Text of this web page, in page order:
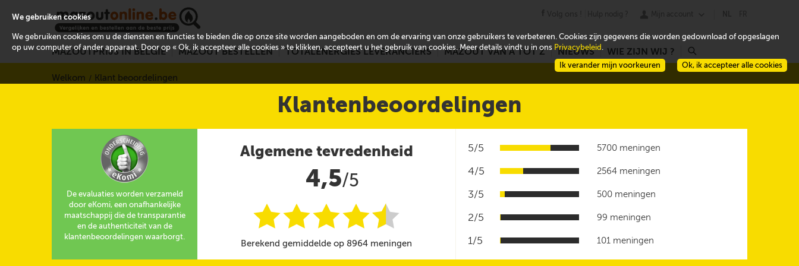
MAZOUTPRIJS IN BELGIË MAZOUT BESTELLEN TOTALENERGIES LEVERANCIERS MAZOUT VAN A TOT Z NIEUWS WIE ZIJN WIJ ? r
Welkom Klant beoordelingen
Klantenbeoordelingen
De evaluaties worden verzameld
door eKomi, een onafhankelijke
maatschappij die de transparantie
en de authenticiteit van de
klantenbeoordelingen waarborgt.
Algemene tevredenheid
4,5/5
iiiii
@
Berekend gemiddelde op 8964 meningen
5/5 5700 meningen
4/5 2564 meningen
3/5 500 meningen
2/5 99 meningen
1/5 101 meningen
We gebruiken cookies
We gebruiken cookies om u de diensten en functies te bieden die op onze site worden aangeboden en om de ervaring van onze gebruikers te verbeteren. Cookies zijn gegevens die worden gedownload of opgeslagen
op uw computer of ander apparaat. Door op « Ok, ik accepteer alle cookies » te klikken, accepteert u het gebruik van cookies. Meer details vindt u in ons Privacybeleid .
Ok, ik accepteer alle cookies
Ik verander mijn voorkeuren